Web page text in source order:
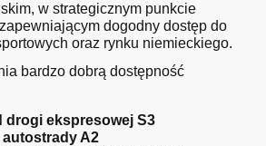
w strategicznym punkcie
dogodny dostęp do
oraz rynku niemieckiego.
bardzo dobrą dostępność
drogi ekspresowej S3
autostrady A2